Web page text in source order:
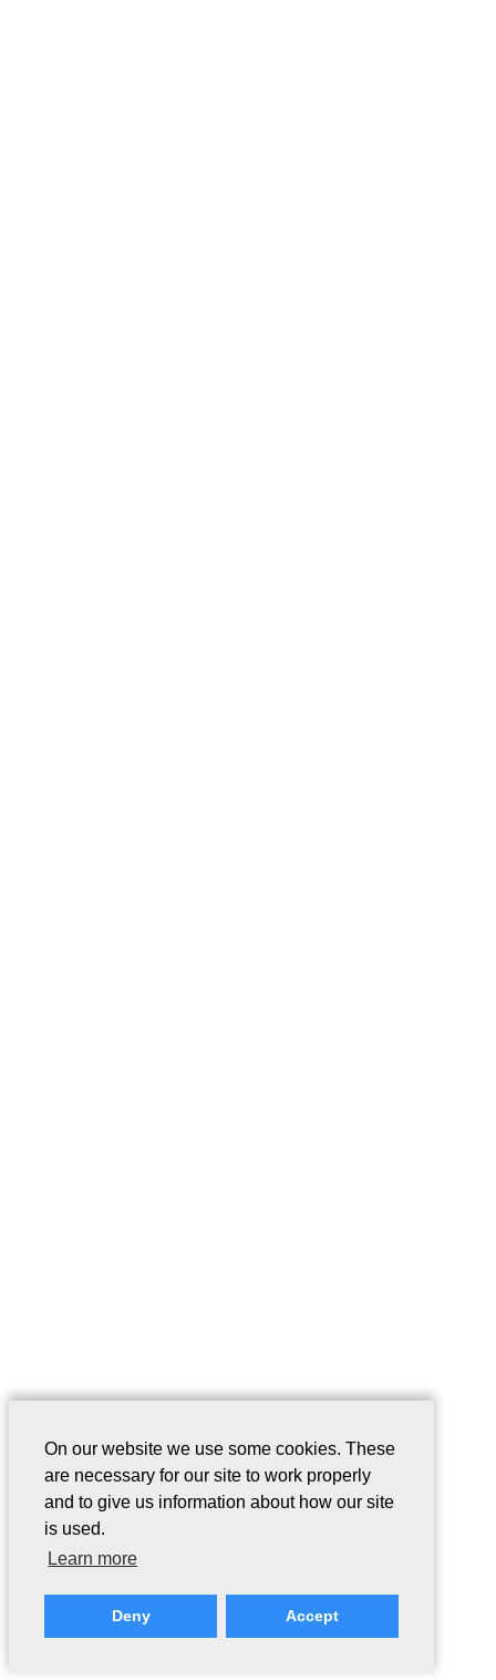
On our website we use some cookies. These
are necessary for our site to work properly
and to give us information about how our site
is used.
Learn more
Deny Accept